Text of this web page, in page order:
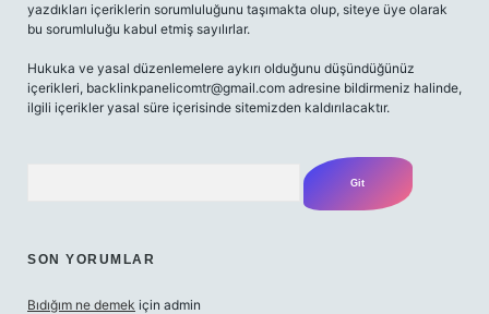
yazdıkları içeriklerin sorumluluğunu taşımakta olup, siteye üye olarak
bu sorumluluğu kabul etmiş sayılırlar.
Hukuka ve yasal düzenlemelere aykırı olduğunu düşündüğünüz
içerikleri, backlinkpanelicomtr@gmail.com adresine bildirmeniz halinde,
ilgili içerikler yasal süre içerisinde sitemizden kaldırılacaktır.
SON YORUMLAR
Bıdığım ne demek için admin